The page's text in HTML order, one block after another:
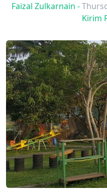
Faizal Zulkarnain -
Kirim